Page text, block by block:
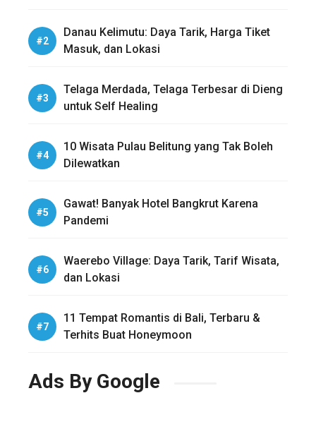
Danau Kelimutu: Daya Tarik, Harga Tiket
Masuk, dan Lokasi
Telaga Merdada, Telaga Terbesar di Dieng
untuk Self Healing
10 Wisata Pulau Belitung yang Tak Boleh
Dilewatkan
Gawat! Banyak Hotel Bangkrut Karena
Pandemi
Waerebo Village: Daya Tarik, Tarif Wisata,
dan Lokasi
11 Tempat Romantis di Bali, Terbaru &
Terhits Buat Honeymoon
Ads By Google